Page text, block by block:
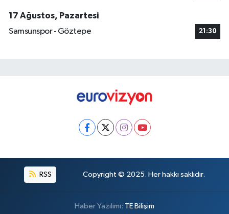
17 Ağustos, Pazartesi
Samsunspor - Göztepe
21:30
RSS Copyright © 2025. Her hakkı saklıdır.
Haber Yazılımı: TE Bilişim